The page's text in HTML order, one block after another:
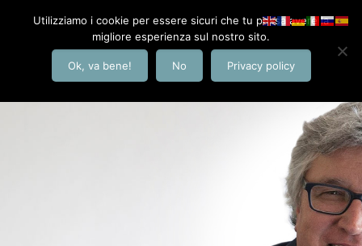
Utilizziamo i cookie per essere sicuri che tu possa avere la
migliore esperienza sul nostro sito.
Ok, va bene! No Privacy policy